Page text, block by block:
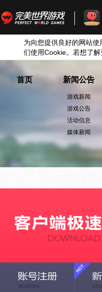
为向您提供良好的网站
们使用Cookie。若想了
首页 新闻公告
游戏新闻
游戏公告
活动信息
媒体新闻